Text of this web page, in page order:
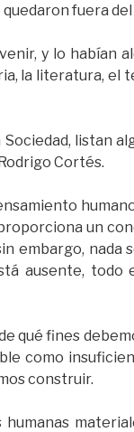
fuera
y lo habían
la literatura, el
listan
Cortés.
un
embargo, nada
ausente,
qué fines
como
construir.